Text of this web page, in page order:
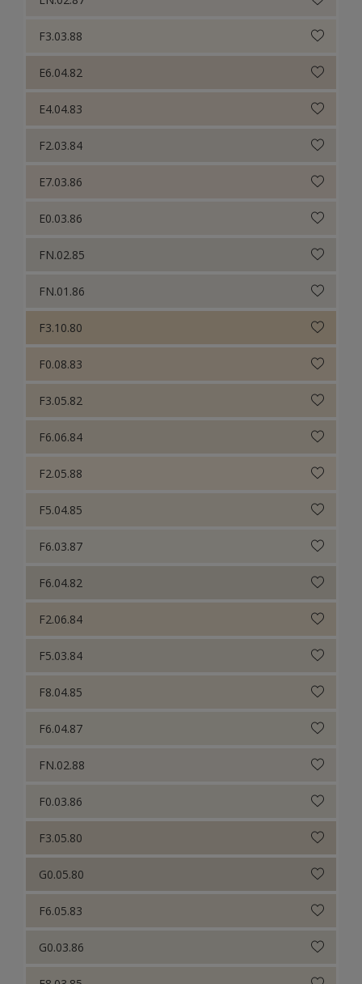
F3.03.88
E6.04.82
E4.04.83
F2.03.84
E7.03.86
E0.03.86
FN.02.85
FN.01.86
F3.10.80
F0.08.83
F3.05.82
F6.06.84
F2.05.88
F5.04.85
F6.03.87
F6.04.82
F2.06.84
F5.03.84
F8.04.85
F6.04.87
FN.02.88
F0.03.86
F3.05.80
G0.05.80
F6.05.83
G0.03.86